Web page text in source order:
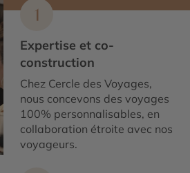
1
Expertise et co-
construction
Chez Cercle des Voyages,
nous concevons des voyages
100% personnalisables, en
collaboration étroite avec nos
voyageurs.